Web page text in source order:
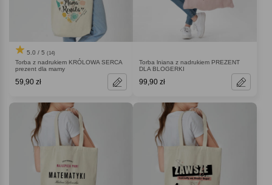
5.0 / 5 (14)
Torba z nadrukiem KRÓLOWA SERCA
prezent dla mamy
59,90 zł
Torba lniana z nadrukiem PREZENT
DLA BLOGERKI
99,90 zł